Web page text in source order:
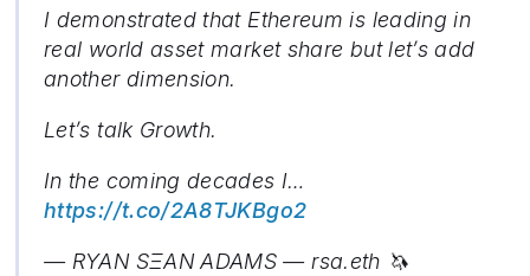
I demonstrated that Ethereum is leading in
real world asset market share but let’s add
another dimension.
Let’s talk Growth.
In the coming decades I…
https://t.co/2A8TJKBgo2
— RYAN SΞAN ADAMS — rsa.eth 🦄